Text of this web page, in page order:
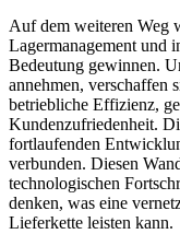
Auf dem weiteren Weg
Lagermanagement und
Bedeutung gewinnen.
annehmen, verschaffen
betriebliche Effizienz,
Kundenzufriedenheit.
fortlaufenden
verbunden. Diesen
technologischen
denken, was eine
Lieferkette leisten kann.